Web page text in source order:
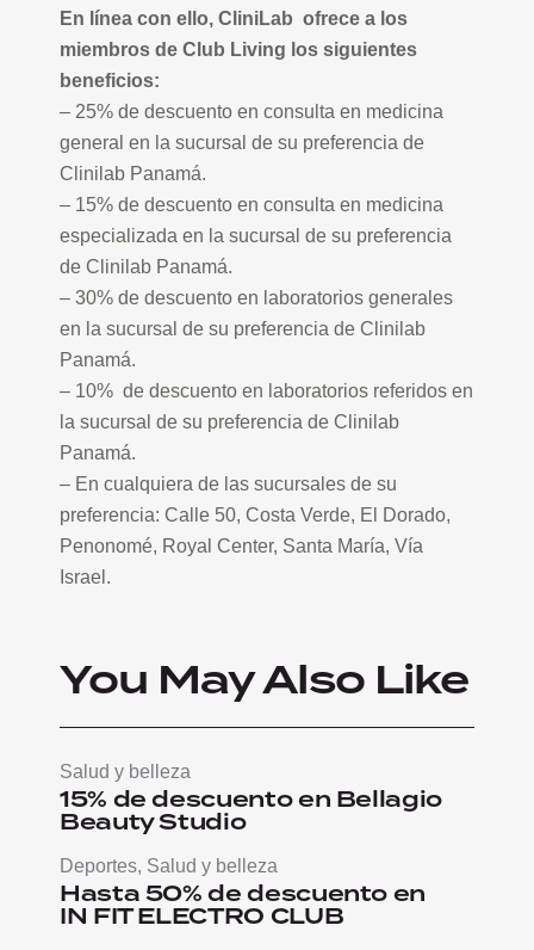
En línea con ello, CliniLab ofrece a los
miembros de Club Living los siguientes
beneficios:
– 25% de descuento en consulta en medicina
general en la sucursal de su preferencia de
Clinilab Panamá.
– 15% de descuento en consulta en medicina
especializada en la sucursal de su preferencia
de Clinilab Panamá.
– 30% de descuento en laboratorios generales
en la sucursal de su preferencia de Clinilab
Panamá.
– 10% de descuento en laboratorios referidos en
la sucursal de su preferencia de Clinilab
Panamá.
– En cualquiera de las sucursales de su
preferencia: Calle 50, Costa Verde, El Dorado,
Penonomé, Royal Center, Santa María, Vía
Israel.
You May Also Like
Salud y belleza
15% de descuento en Bellagio
Beauty Studio
Deportes, Salud y belleza
Hasta 50% de descuento en
IN FIT ELECTRO CLUB